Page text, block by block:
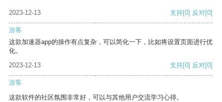
2023-12-13 支持[0] 反对[0]
游客
这款加速器app的操作有点复杂，可以简化一下，比如将设置页面进行优
化。
2023-12-13
支持[0] 反对[0]
游客
这款软件的社区氛围非常好，可以与其他用户交流学习心得。